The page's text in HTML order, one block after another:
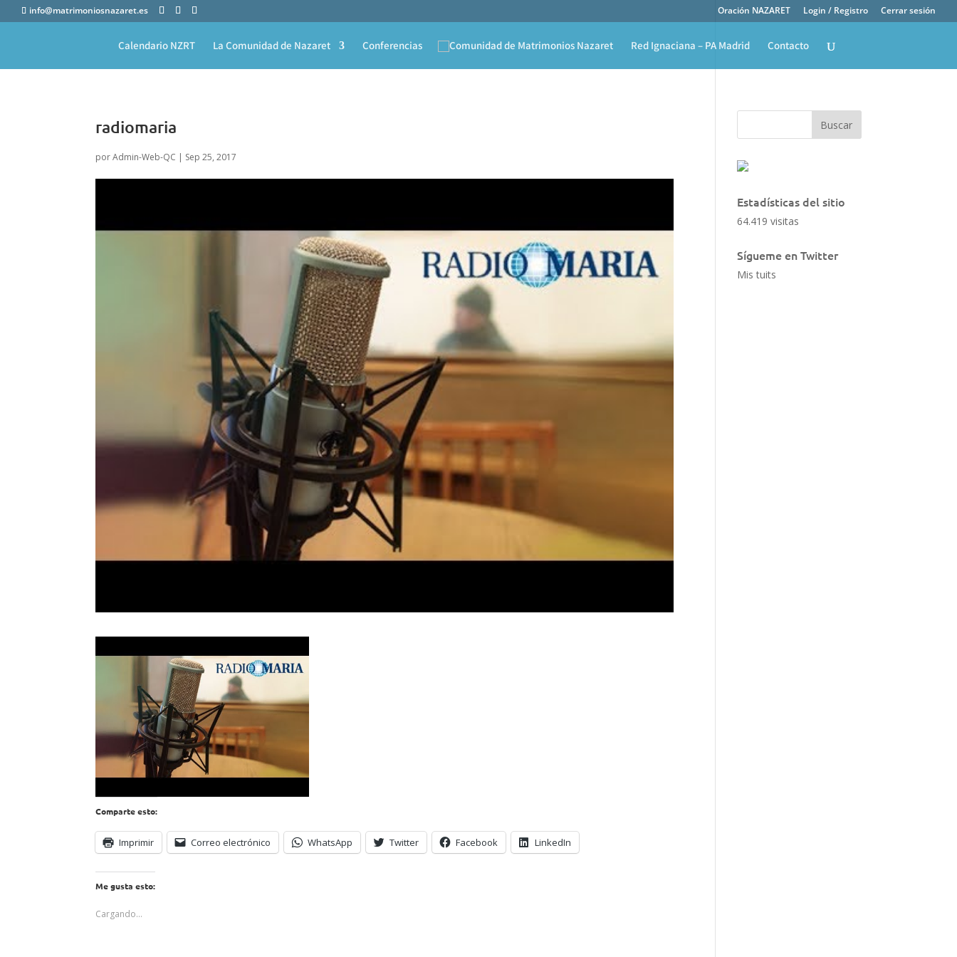
info@matrimoniosnazaret.es Oración NAZARET Login / Registro Cerrar sesión
Calendario NZRT La Comunidad de Nazaret Conferencias Red Ignaciana – PA Madrid Contacto
radiomaria
porAdmin-Web-QC | Sep 25, 2017
Comparte esto:
Imprimir Correo electrónico WhatsApp Twitter Facebook LinkedIn
Me gusta esto:
Cargando...
Estadísticas del sitio
64.419 visitas
Sígueme en Twitter
Mis tuits